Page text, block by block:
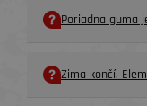
Poriadna guma
Zima končí.